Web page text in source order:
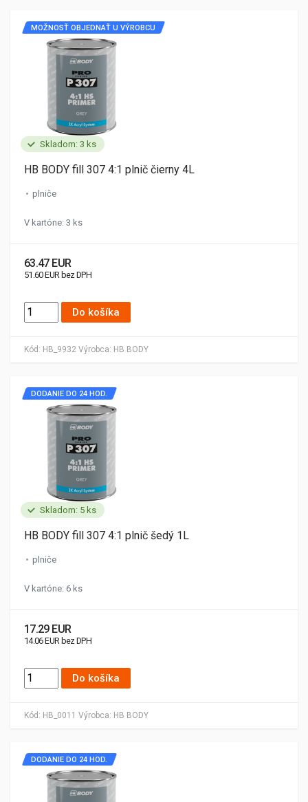
Skladom: 3 ks
Kód: HB_9932 Výrobca: HB BODY
MOŽNOSŤ OBJEDNAŤ U VÝROBCU
HB BODY fill 307 4:1 plnič čierny 4L
plniče
V kartóne: 3 ks
63.47 EUR
51.60 EUR bez DPH
Do košíka
Skladom: 5 ks
Kód: HB_0011 Výrobca: HB BODY
DODANIE DO 24 HOD.
HB BODY fill 307 4:1 plnič šedý 1L
plniče
V kartóne: 6 ks
17.29 EUR
14.06 EUR bez DPH
Do košíka
DODANIE DO 24 HOD.